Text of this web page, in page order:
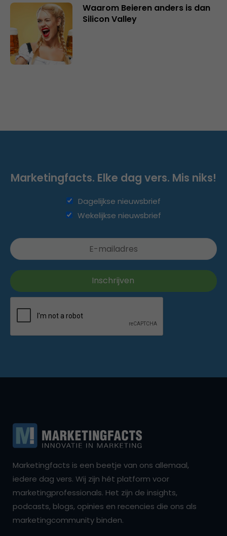
Waarom Beieren anders is dan
Silicon Valley
Marketingfacts. Elke dag vers. Mis niks!
Dagelijkse nieuwsbrief
Wekelijkse nieuwsbrief
Marketingfacts is een beetje van ons allemaal,
iedere dag vers. Wij zijn hét platform voor
marketingprofessionals. Het zijn de insights,
podcasts, blogs, opinies en recencies die ons als
marketingcommunity binden.